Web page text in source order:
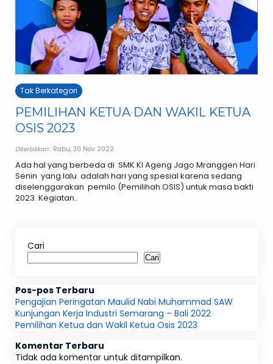
Tak Berkategori
PEMILIHAN KETUA DAN WAKIL KETUA
OSIS 2023
Diterbitkan: Rabu, 30 Nov 2022
Ada hal yang berbeda di SMK KI Ageng Jago Mranggen Hari
Senin yang lalu adalah hari yang spesial karena sedang
diselenggarakan pemilo (Pemilihah OSIS) untuk masa bakti
2023. Kegiatan..
Cari
Cari
Pos-pos Terbaru
Pengajian Peringatan Maulid Nabi Muhammad SAW
Kunjungan Kerja Industri Semarang – Bali 2022
Pemilihan Ketua dan Wakil Ketua Osis 2023
Komentar Terbaru
Tidak ada komentar untuk ditampilkan.